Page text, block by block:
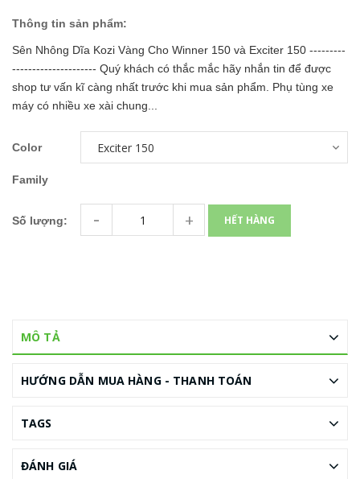
Thông tin sản phẩm:
Sên Nhông Dĩa Kozi Vàng Cho Winner 150 và Exciter 150 ---------
--------------------- Quý khách có thắc mắc hãy nhắn tin để được
shop tư vấn kĩ càng nhất trước khi mua sản phẩm. Phụ tùng xe
máy có nhiều xe xài chung...
Color
Family
Số lượng: - + HẾT HÀNG
MÔ TẢ
HƯỚNG DẪN MUA HÀNG - THANH TOÁN
TAGS
ĐÁNH GIÁ